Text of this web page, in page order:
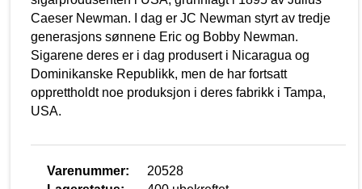
Varenummer:
20528
Caeser Newman. I dag er JC Newman styrt av tredje
generasjons sønnene Eric og Bobby Newman.
Sigarene deres er i dag produsert i Nicaragua og
Dominikanske Republikk, men de har fortsatt
opprettholdt noe produksjon i deres fabrikk i Tampa,
USA.